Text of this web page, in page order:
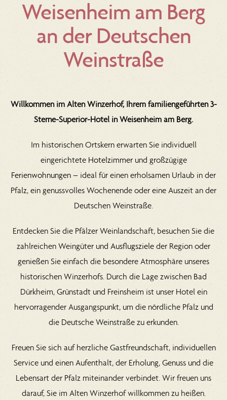
Weisenheim am Berg
an der Deutschen
Weinstraße
Willkommen im Alten Winzerhof, Ihrem familiengeführten 3-
Sterne-Superior-Hotel in Weisenheim am Berg.
Im historischen Ortskern erwarten Sie individuell
eingerichtete Hotelzimmerund großzügige
Ferienwohnungen – ideal für einen erholsamen Urlaub in der
Pfalz, ein genussvolles Wochenende oder eine Auszeit an der
Deutschen Weinstraße.
Entdecken Sie die Pfälzer Weinlandschaft, besuchen Sie die
zahlreichen Weingüter und Ausflugsziele der Region oder
genießen Sie einfach die besondere Atmosphäre unseres
historischen Winzerhofs. Durch die Lage zwischen Bad
Dürkheim, Grünstadt und Freinsheim ist unser Hotel ein
hervorragender Ausgangspunkt, um die nördliche Pfalz und
die Deutsche Weinstraße zu erkunden.
Freuen Sie sich auf herzliche Gastfreundschaft, individuellen
Service und einen Aufenthalt, der Erholung, Genuss und die
Lebensart der Pfalz miteinander verbindet. Wir freuen uns
darauf, Sie im Alten Winzerhof willkommen zu heißen.